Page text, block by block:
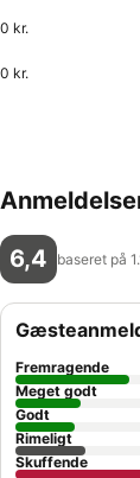
0 kr.
0 kr.
6,4 baseret på
Fremragende
Meget godt
Godt
Rimeligt
Skuffende